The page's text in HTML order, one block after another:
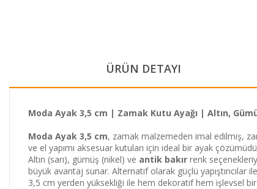
ÜRÜN DETAYI
Moda Ayak 3,5 cm | Zamak Kutu Ayağı | Altın,
Moda Ayak 3,5 cm, zamak malzemeden imal edilmiş,
ve el yapımı aksesuar kutuları için ideal bir ayak
Altın (sarı), gümüş (nikel) ve antik bakır renk
büyük avantaj sunar. Alternatif olarak güçlü yapıştırıcılar
3,5 cm yerden yüksekliği ile hem dekoratif hem işlevsel